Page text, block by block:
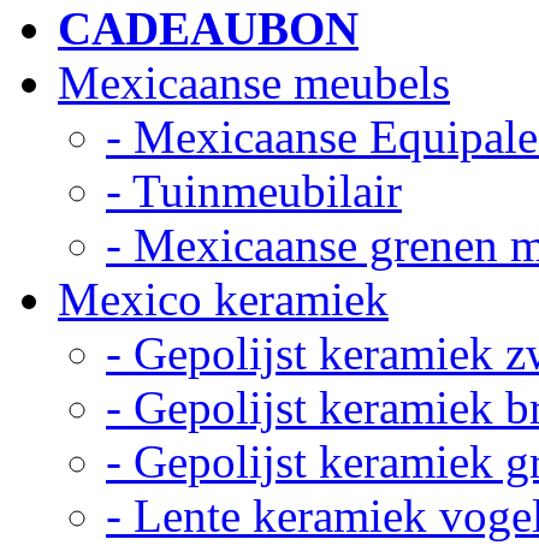
CADEAUBON
Mexicaanse meubels
- Mexicaanse
- Tuinmeubilair
- Mexicaanse grenen
Mexico keramiek
- Gepolijst keramiek
- Gepolijst keramiek
- Gepolijst keramiek
- Lente keramiek